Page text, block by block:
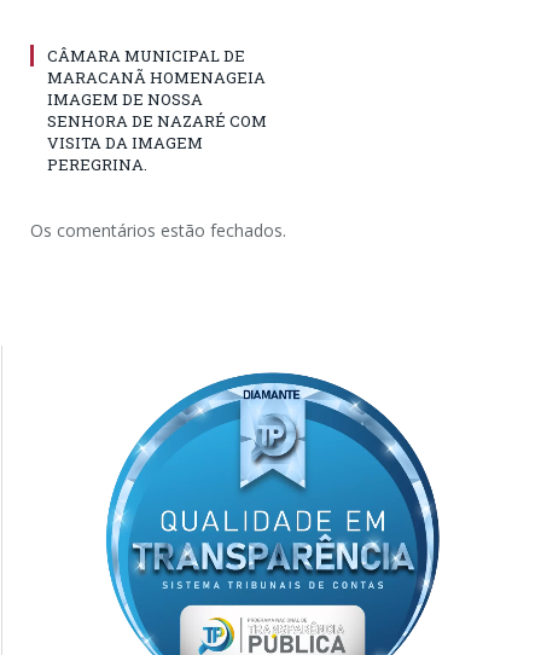
CÂMARA MUNICIPAL DE
MARACANÃ HOMENAGEIA
IMAGEM DE NOSSA
SENHORA DE NAZARÉ COM
VISITA DA IMAGEM
PEREGRINA.
Os comentários estão fechados.